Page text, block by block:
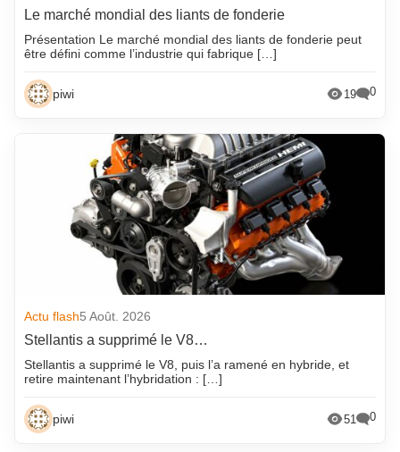
Le marché mondial des liants de fonderie
Présentation Le marché mondial des liants de fonderie peut
être défini comme l’industrie qui fabrique […]
piwi 19 0
Actu flash5 Août. 2026
Stellantis a supprimé le V8…
Stellantis a supprimé le V8, puis l’a ramené en hybride, et
retire maintenant l’hybridation : […]
piwi 51 0